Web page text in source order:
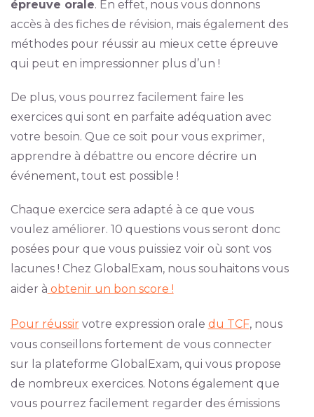
épreuve orale. En effet, nous vous donnons
accès à des fiches de révision, mais également des
méthodes pour réussir au mieux cette épreuve
qui peut en impressionner plus d’un !
De plus, vous pourrez facilement faire les
exercices qui sont en parfaite adéquation avec
votre besoin. Que ce soit pour vous exprimer,
apprendre à débattre ou encore décrire un
événement, tout est possible !
Chaque exercice sera adapté à ce que vous
voulez améliorer. 10 questions vous seront donc
posées pour que vous puissiez voir où sont vos
lacunes ! Chez GlobalExam, nous souhaitons vous
aider à obtenir un bon score !
Pour réussirvotre expression orale du TCF, nous
vous conseillons fortement de vous connecter
sur la plateforme GlobalExam, qui vous propose
de nombreux exercices. Notons également que
vous pourrez facilement regarder des émissions